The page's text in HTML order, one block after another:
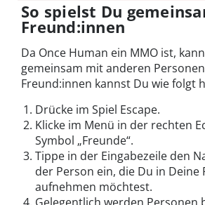
So spielst Du
Freund:innen
Da Once Human ein MMO ist,
gemeinsam mit anderen
Freund:innen kannst Du wie folgt
Drücke im Spiel Escape.
Klicke im Menü in der rechten
Symbol „Freunde“.
Tippe in der Eingabezeile den
der Person ein, die Du in Deine
aufnehmen möchtest.